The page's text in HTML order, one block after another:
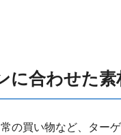
に合わせた素
の買い物など、ター